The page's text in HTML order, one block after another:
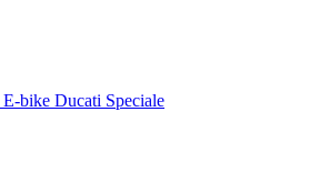
E-bike Ducati Speciale